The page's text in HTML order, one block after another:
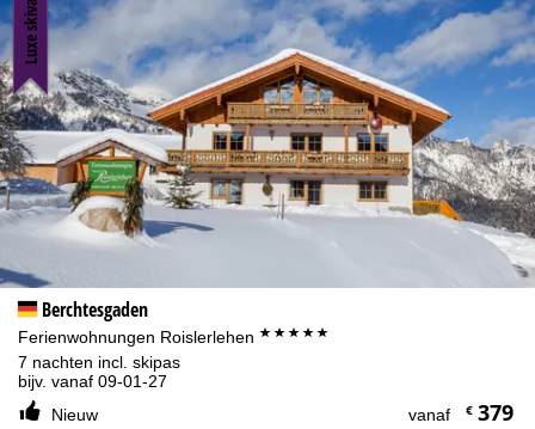
weigerenklikt, gebruiken we alleen diensten die technisch
noodzakelijk zijn en die nodig zijn voor de uitvoering van het
contract.
Meer informatie over het gebruik van cookies en de mogelijkheid
om uw instellingen te wijzigen, vindt u in de informatie over
Cookie-Policy.
Informatie over de verantwoordelijke vind je in hetImpressum.
Informatie over de doeleinden en jouw rechten omtrent
gegevensbescherming vind je onze Privacy Policy
Berchtesgaden
Ferienwohnungen Roislerlehen *****
7 nachten incl. skipas
bijv. vanaf 09-01-27
Nieuw
vanaf €379